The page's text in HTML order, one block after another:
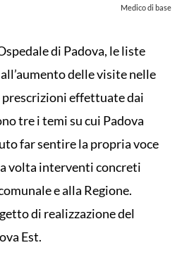
Medico di base
di Padova, le liste
delle visite nelle
effettuate dai
tre i temi su cui Padova
far sentire la propria voce
volta interventi concreti
e alla Regione.
di realizzazione del
Est.